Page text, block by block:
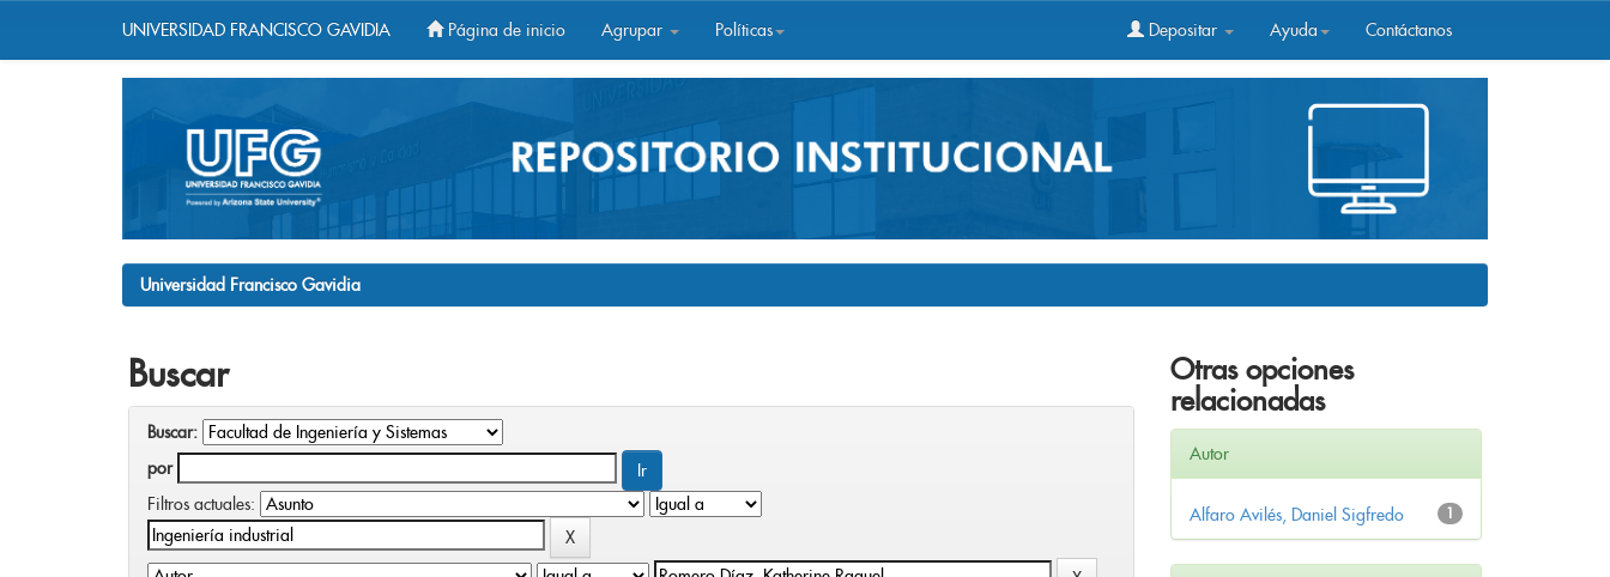
UNIVERSIDAD FRANCISCO GAVIDIA Página de inicio Agrupar Políticas Depositar Ayuda Contáctanos
Universidad Francisco Gavidia
Buscar
Buscar:
por
Filtros actuales:
Otras opciones
relacionadas
Autor
1
Alfaro Avilés, Daniel Sigfredo